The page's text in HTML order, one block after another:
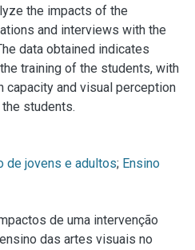
the impacts of the
and interviews with the
data obtained indicates
training of the students, with
capacity and visual perception
students.
de jovens e adultos; Ensino
de uma intervenção
das artes visuais no